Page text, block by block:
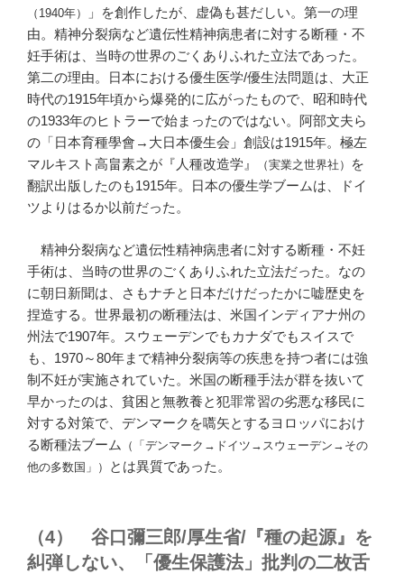
（1940年）
」を創作したが、虚偽も甚だしい。第一の理
由。精神分裂病など遺伝性精神病患者に対する断種・不
妊手術は、当時の世界のごくありふれた立法であった。
第二の理由。日本における優生医学/優生法問題は、大正
時代の1915年頃から爆発的に広がったもので、昭和時代
の1933年のヒトラーで始まったのではない。阿部文夫ら
の「日本育種學會→大日本優生会」創設は1915年。極左
マルキスト高畠素之が『人種改造学』
（実業之世界社）
を
翻訳出版したのも1915年。日本の優生学ブームは、ドイ
ツよりはるか以前だった。
精神分裂病など遺伝性精神病患者に対する断種・不妊
手術は、当時の世界のごくありふれた立法だった。なの
に朝日新聞は、さもナチと日本だけだったかに嘘歴史を
捏造する。世界最初の断種法は、米国インディアナ州の
州法で1907年。スウェーデンでもカナダでもスイスで
も、1970～80年まで精神分裂病等の疾患を持つ者には強
制不妊が実施されていた。米国の断種手法が群を抜いて
早かったのは、貧困と無教養と犯罪常習の劣悪な移民に
対する対策で、デンマークを嚆矢とするヨロッパにおけ
る断種法ブーム
（「デンマーク→ドイツ→スウェーデン→その
他の多数国」）
とは異質であった。
（4） 谷口彌三郎/厚生省/『種の起源』を
糾弾しない、「優生保護法」批判の二枚舌